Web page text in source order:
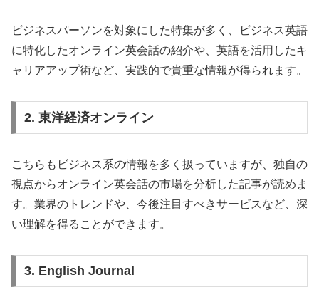
ビジネスパーソンを対象にした特集が多く、ビジネス英語
に特化したオンライン英会話の紹介や、英語を活用したキ
ャリアアップ術など、実践的で貴重な情報が得られます。
2. 東洋経済オンライン
こちらもビジネス系の情報を多く扱っていますが、独自の
視点からオンライン英会話の市場を分析した記事が読めま
す。業界のトレンドや、今後注目すべきサービスなど、深
い理解を得ることができます。
3. English Journal